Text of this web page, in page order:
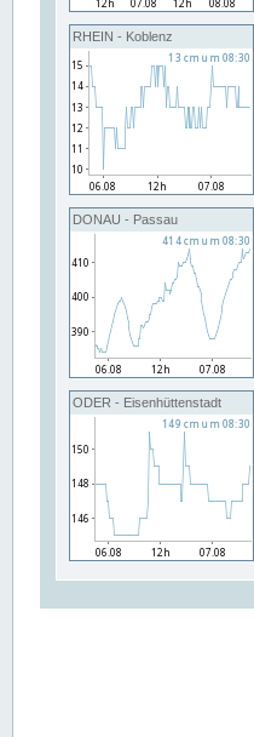
RHEIN - Koblenz
DONAU - Passau
ODER - Eisenhüttenstadt